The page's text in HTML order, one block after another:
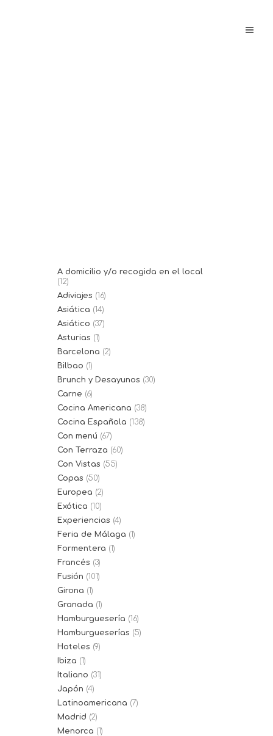
A domicilio y/o recogida en el local
(12)
Adiviajes (16)
Asiática (14)
Asiático (37)
Asturias (1)
Barcelona (2)
Bilbao (1)
Brunch y Desayunos (30)
Carne (6)
Cocina Americana (38)
Cocina Española (138)
Con menú (67)
Con Terraza (60)
Con Vistas (55)
Copas (50)
Europea (2)
Exótica (10)
Experiencias (4)
Feria de Málaga (1)
Formentera (1)
Francés (3)
Fusión (101)
Girona (1)
Granada (1)
Hamburguesería (16)
Hamburgueserías (5)
Hoteles (9)
Ibiza (1)
Italiano (31)
Japón (4)
Latinoamericana (7)
Madrid (2)
Menorca (1)